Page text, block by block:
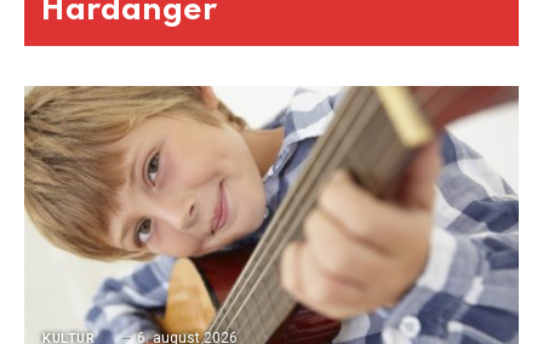
Hardanger
KULTUR 6. august 2026